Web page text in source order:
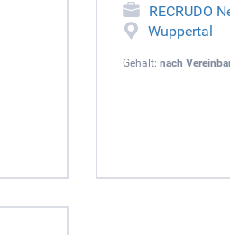
RECRUDO
Wuppertal
Gehalt: nach